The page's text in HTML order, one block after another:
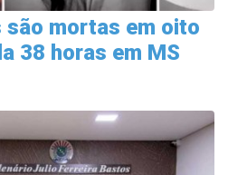
são mortas em oito
38 horas em MS